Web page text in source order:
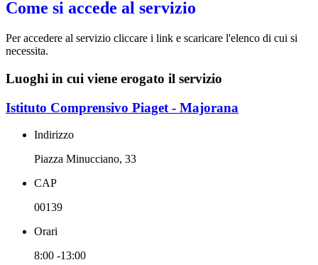
Come si accede al servizio
Per accedere al servizio cliccare i link e scaricare l'elenco di cui si
necessita.
Luoghi in cui viene erogato il servizio
Istituto Comprensivo Piaget - Majorana
Indirizzo
Piazza Minucciano, 33
CAP
00139
Orari
8:00 -13:00